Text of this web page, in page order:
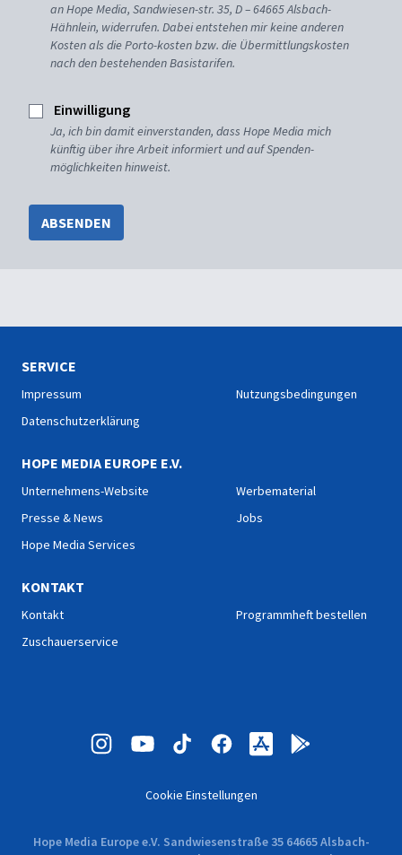
an Hope Media, Sandwiesen-str. 35, D – 64665 Alsbach-
Hähnlein, widerrufen. Dabei entstehen mir keine anderen
Kosten als die Porto-kosten bzw. die Übermittlungskosten
nach den bestehenden Basistarifen.
Einwilligung
Ja, ich bin damit einverstanden, dass Hope Media mich
künftig über ihre Arbeit informiert und auf Spenden-
möglichkeiten hinweist.
ABSENDEN
SERVICE
Impressum
Datenschutzerklärung
Nutzungsbedingungen
HOPE MEDIA EUROPE E.V.
Unternehmens-Website
Presse & News
Hope Media Services
Werbematerial
Jobs
KONTAKT
Kontakt
Zuschauerservice
Programmheft bestellen
Cookie Einstellungen
Hope Media Europe e.V. Sandwiesenstraße 35 64665 Alsbach-